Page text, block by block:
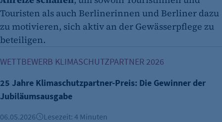
Touristen als auch Berlinerinnen und Berliner dazu
zu motivieren, sich aktiv an der Gewässerpflege zu
beteiligen.
WETTBEWERB KLIMASCHUTZPARTNER 2026
25 Jahre Klimaschutzpartner-Preis: Die Gewinner der
Jubiläumsausgabe
06.05.2026 Lesezeit: 4 Minuten